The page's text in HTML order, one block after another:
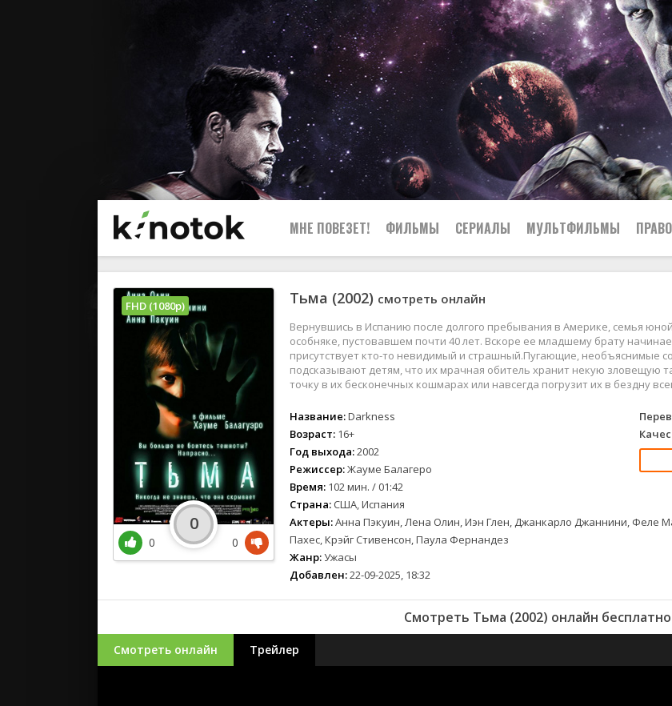
МНЕ ПОВЕЗЕТ! ФИЛЬМЫ СЕРИАЛЫ МУЛЬТФИЛЬМЫ
Тьма (2002) смотреть онлайн
Вернувшись в Испанию после долгого пребывания в Америке, семья
особняке, пустовавшем почти 40 лет. Вскоре ее младшему брату
присутствует кто-то невидимый и страшный.Пугающие, необъяснимые
подсказывают детям, что их мрачная обитель хранит некую зловещую
точку в их бесконечных кошмарах или навсегда погрузит их в бездну
Название:Darkness
Возраст: 16+
Год выхода:2002
Режиссер:Жауме Балагеро
Время: 102 мин. / 01:42
Страна: США, Испания
Актеры:Анна Пэкуин, Лена Олин, Иэн Глен, Джанкарло Джаннини, Феле
Пахес, Крэйг Стивенсон, Паула Фернандез
Жанр:Ужасы
Добавлен:22-09-2025, 18:32
FHD (1080p)
0
0
0
Смотреть Тьма (2002) онлайн бесплатно
Смотреть онлайн Трейлер